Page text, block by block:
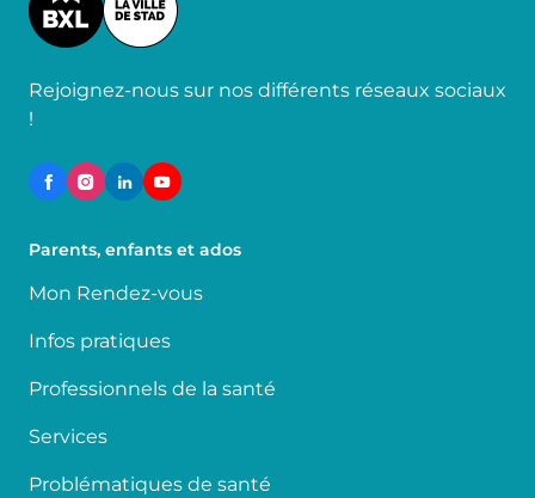
Rejoignez-nous sur nos différents réseaux sociaux
!
Parents, enfants et ados
Mon Rendez-vous
Infos pratiques
Professionnels de la santé
Services
Problématiques de santé